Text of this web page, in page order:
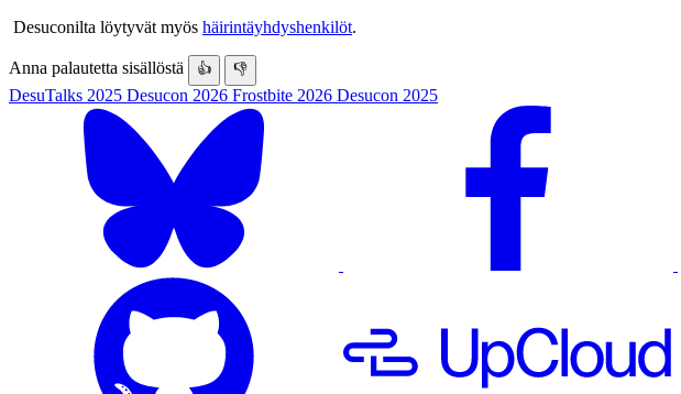
Desuconilta löytyvät myös häirintäyhdyshenkilöt.
Anna palautetta sisällöstä 👍 👎
DesuTalks 2025 Desucon 2026 Frostbite 2026 Desucon 2025